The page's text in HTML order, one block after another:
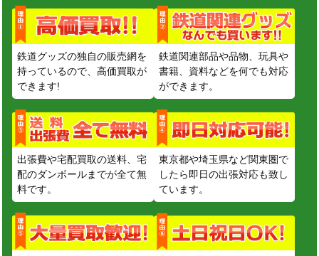
鉄道グッズの独自の販売網を
持っているので、高価買取が
できます!
鉄道関連部品や品物、玩具や
書籍、資料などを何でも対応
ができます。
出張費や宅配買取の送料、宅
配のダンボールまでが全て無
料です。
東京都や埼玉県など関東圏で
したら即日の出張対応も致し
ています。